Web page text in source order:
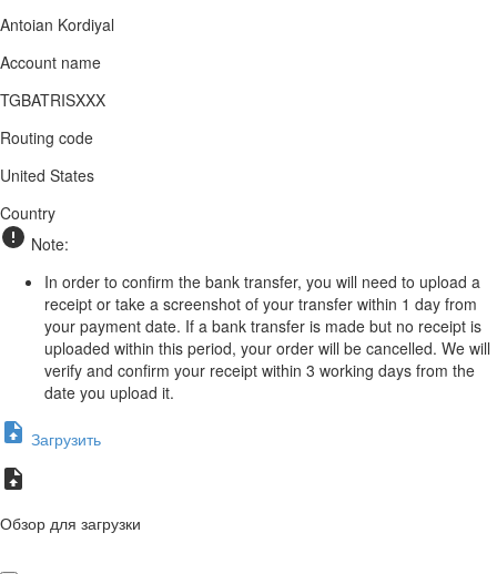
Antoian Kordiyal
Account name
TGBATRISXXX
Routing code
United States
Country
Note:
In order to confirm the bank transfer, you will need to upload a
receipt or take a screenshot of your transfer within 1 day from
your payment date. If a bank transfer is made but no receipt is
uploaded within this period, your order will be cancelled. We will
verify and confirm your receipt within 3 working days from the
date you upload it.
Загрузить
Обзор для загрузки